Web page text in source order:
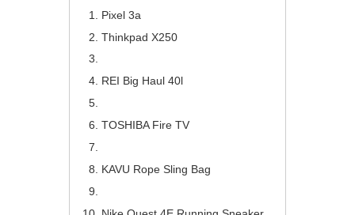
Pixel 3a
Thinkpad X250
REI Big Haul 40l
TOSHIBA Fire TV
KAVU Rope Sling Bag